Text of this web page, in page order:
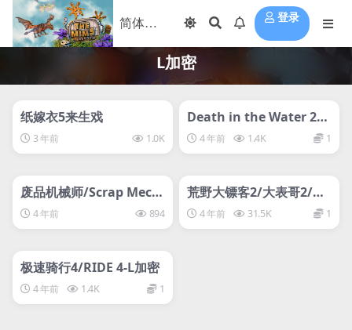
登录
L加密
离线游戏平台别问
纸嫁衣5来生戏
3 年前 1.0K
svip专属
Death in the Water 2
死在水中2
4 年前 1.4K 1
svip专属
废品机械师/Scrap Mech
anic-l=L加密
4 年前 894
svip专属
荒野大镖客2/大表哥2/救
赎终极版/Red Dead Red
emption 2: Ultimate Ed
4 年前 31.5K 1
svip专属
极速骑行4/RIDE 4-L加密
4 年前 1.4K 1